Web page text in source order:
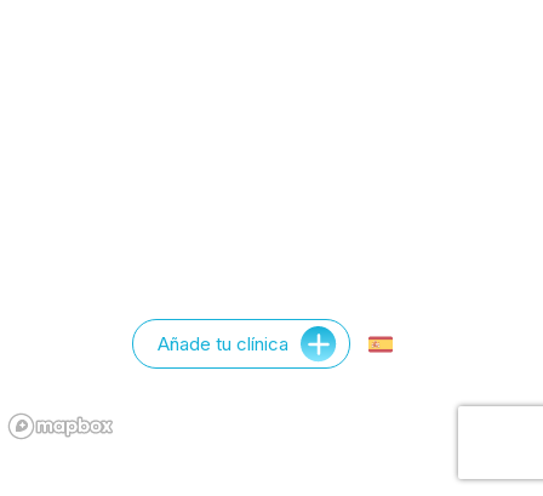
Añade tu clínica